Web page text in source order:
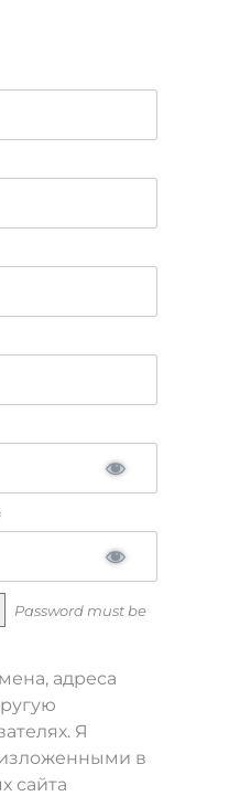
Password must be
адреса
Я
изложенными в
сайта